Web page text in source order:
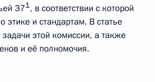
371, в соответствии с которой
этике и стандартам. В статье
этой комиссии, а также
и её полномочия.